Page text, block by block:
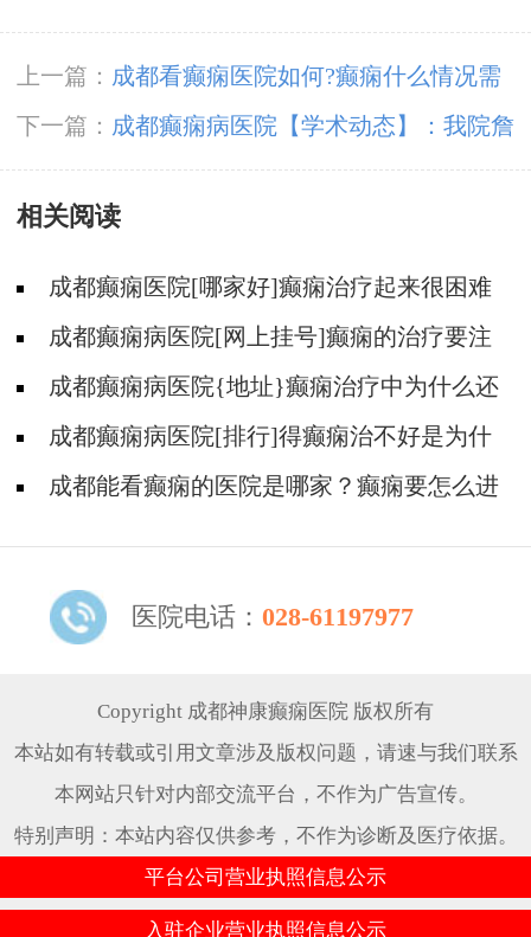
上一篇： 成都看癫痫医院如何?癫痫什么情况需
要复诊?
下一篇： 成都癫痫病医院【学术动态】：我院詹
伟华院长和豆晓峰主任癫痫病研究报告荣登国际
医学杂志
相关阅读
成都癫痫医院[哪家好]癫痫治疗起来很困难
吗?成都癫痫病医院[网上挂号]癫痫的治疗要注
意什么?
成都癫痫病医院{地址}癫痫治疗中为什么还
是犯病?
成都癫痫病医院[排行]得癫痫治不好是为什
么?成都能看癫痫的医院是哪家？癫痫要怎么进
医院电话： 028-61197977
Copyright 成都神康癫痫医院 版权所有
本站如有转载或引用文章涉及版权问题，请速与我们联系
本网站只针对内部交流平台，不作为广告宣传。
特别声明：本站内容仅供参考，不作为诊断及医疗依据。
平台公司营业执照信息公示
入驻企业营业执照信息公示